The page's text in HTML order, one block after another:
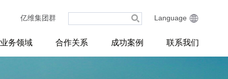
亿维集团群 Language
业务领域 合作关系 成功案例 联系我们